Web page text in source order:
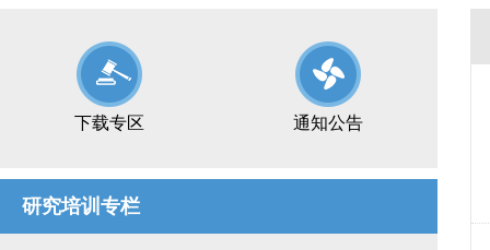
下载专区 通知公告
研究培训专栏